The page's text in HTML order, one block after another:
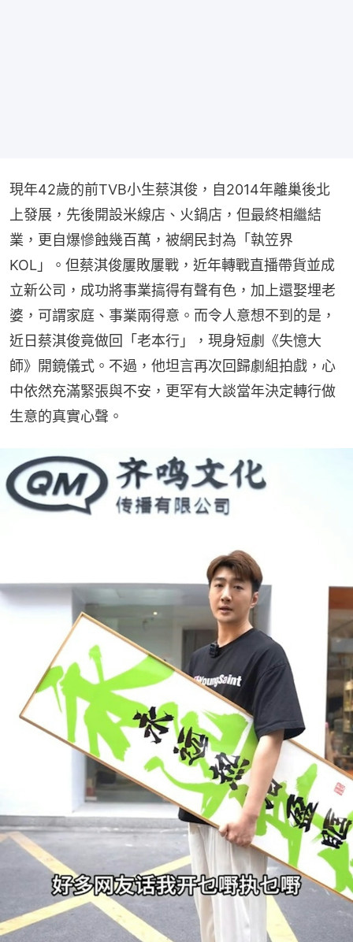
現年42歲的前TVB小生蔡淇俊，自2014年離巢後北
上發展，先後開設米線店、火鍋店，但最終相繼結
業，更自爆慘蝕幾百萬，被網民封為「執笠界
KOL」。但蔡淇俊屢敗屢戰，近年轉戰直播帶貨並成
立新公司，成功將事業搞得有聲有色，加上還娶埋老
婆，可謂家庭、事業兩得意。而令人意想不到的是，
近日蔡淇俊竟做回「老本行」，現身短劇《失憶大
師》開鏡儀式。不過，他坦言再次回歸劇組拍戲，心
中依然充滿緊張與不安，更罕有大談當年決定轉行做
生意的真實心聲。